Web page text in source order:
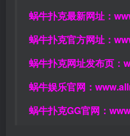
蜗牛扑克最新网址：
蜗牛扑克官方网址：
蜗牛扑克网址发布页：
蜗牛娱乐官网：
蜗牛扑克GG官网：